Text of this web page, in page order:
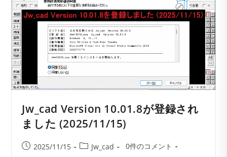
さ
れ
ま
し
た
(2026/01/12)
Jw_cad Version 10.01.8が登録され
ました (2025/11/15)
投 2025/11/15
投 Jw_cad
投
0件のコメント